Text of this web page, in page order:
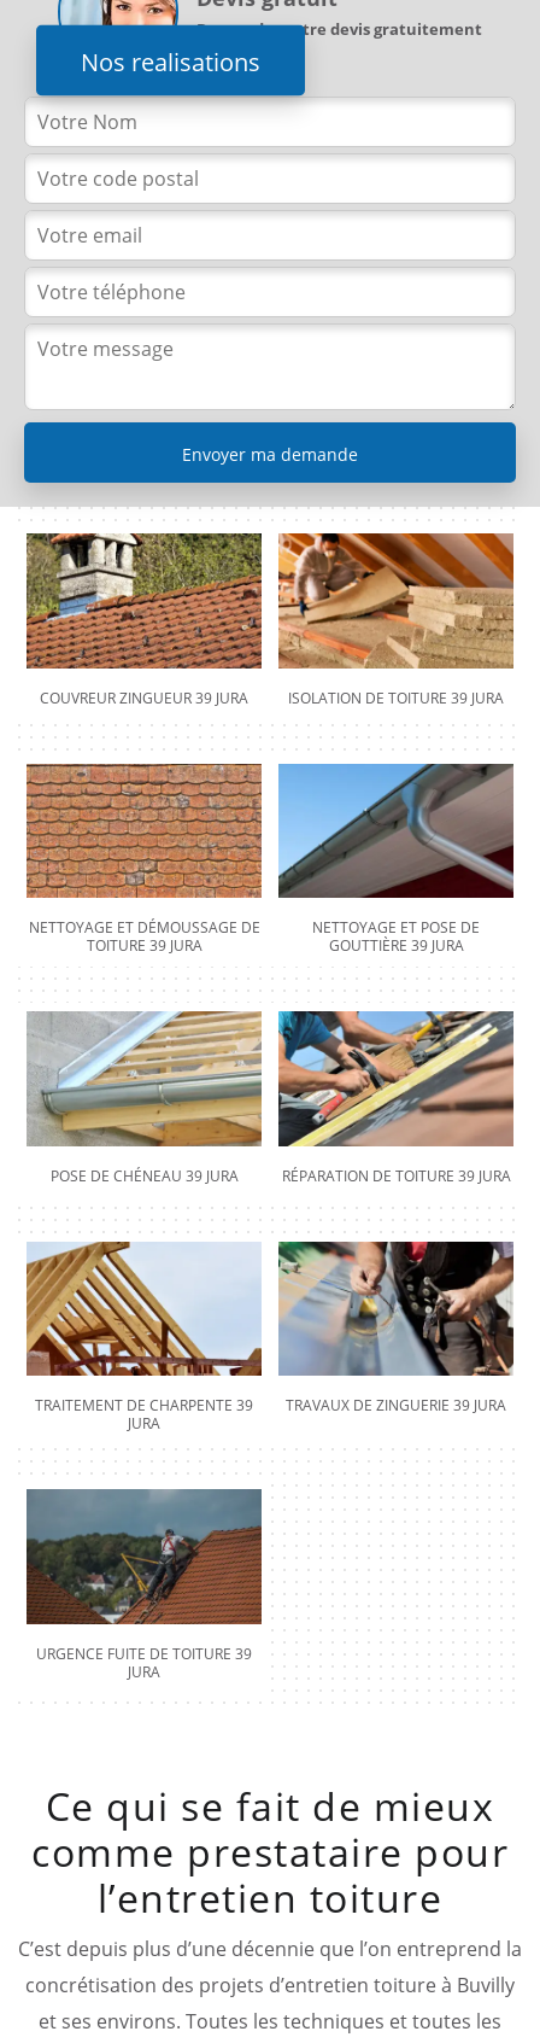
Nos realisations
Demandez votre devis gratuitement
COUVREUR ZINGUEUR 39 JURA ISOLATION DE TOITURE 39 JURA
NETTOYAGE ET DÉMOUSSAGE DE
TOITURE 39 JURA
NETTOYAGE ET POSE DE
GOUTTIÈRE 39 JURA
POSE DE CHÉNEAU 39 JURA RÉPARATION DE TOITURE 39 JURA
TRAITEMENT DE CHARPENTE 39
JURA
TRAVAUX DE ZINGUERIE 39 JURA
URGENCE FUITE DE TOITURE 39
JURA
Ce qui se fait de mieux
comme prestataire pour
l’entretien toiture
C’est depuis plus d’une décennie que l’on entreprend la
concrétisation des projets d’entretien toiture à Buvilly
et ses environs. Toutes les techniques et toutes les